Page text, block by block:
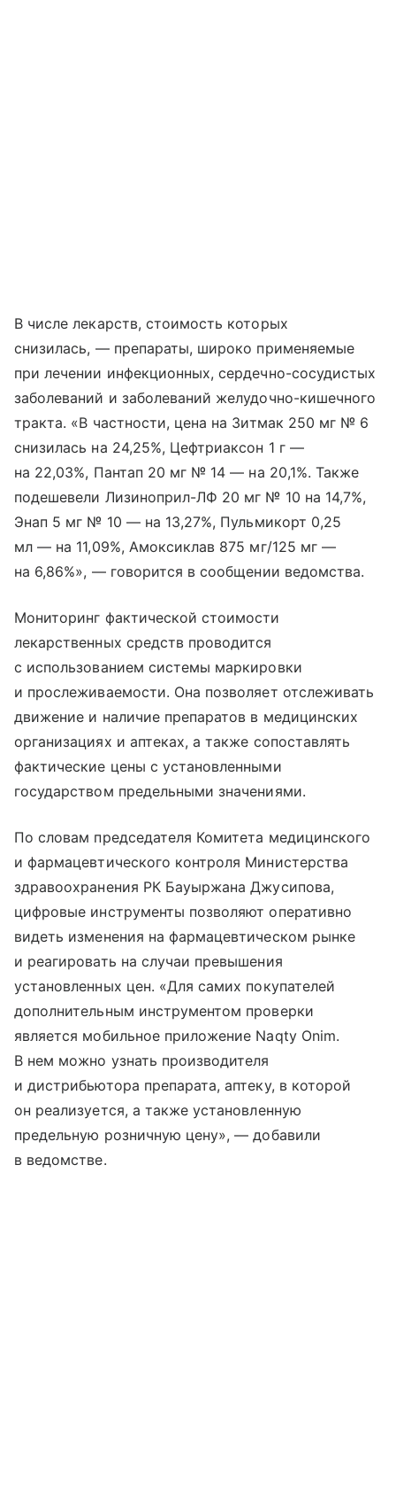
В числе лекарств, стоимость которых
снизилась, — препараты, широко применяемые
при лечении инфекционных, сердечно-сосудистых
заболеваний и заболеваний желудочно-кишечного
тракта. «В частности, цена на Зитмак 250 мг № 6
снизилась на 24,25%, Цефтриаксон 1 г —
на 22,03%, Пантап 20 мг № 14 — на 20,1%. Также
подешевели Лизиноприл-ЛФ 20 мг № 10 на 14,7%,
Энап 5 мг № 10 — на 13,27%, Пульмикорт 0,25
мл — на 11,09%, Амоксиклав 875 мг/125 мг —
на 6,86%», — говорится в сообщении ведомства.
Мониторинг фактической стоимости
лекарственных средств проводится
с использованием системы маркировки
и прослеживаемости. Она позволяет отслеживать
движение и наличие препаратов в медицинских
организациях и аптеках, а также сопоставлять
фактические цены с установленными
государством предельными значениями.
По словам председателя Комитета медицинского
и фармацевтического контроля Министерства
здравоохранения РК Бауыржана Джусипова,
цифровые инструменты позволяют оперативно
видеть изменения на фармацевтическом рынке
и реагировать на случаи превышения
установленных цен. «Для самих покупателей
дополнительным инструментом проверки
является мобильное приложение Naqty Onim.
В нем можно узнать производителя
и дистрибьютора препарата, аптеку, в которой
он реализуется, а также установленную
предельную розничную цену», — добавили
в ведомстве.